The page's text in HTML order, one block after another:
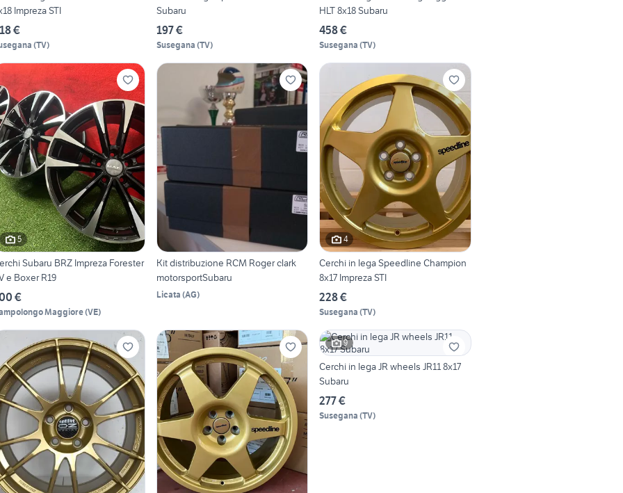
Impreza STI
€
(TV)
Subaru
197 €
Susegana (TV)
HLT 8x18 Subaru
458 €
Susegana (TV)
5
Subaru BRZ Impreza Forester
e Boxer R19
€
Maggiore(VE)
Kit distribuzione RCM Roger clark
motorsportSubaru
Licata (AG)
4
Cerchi in lega Speedline Champion
8x17 Impreza STI
228 €
Susegana (TV)
9
Cerchi in lega JR wheels JR11 8x17
Subaru
277 €
Susegana (TV)